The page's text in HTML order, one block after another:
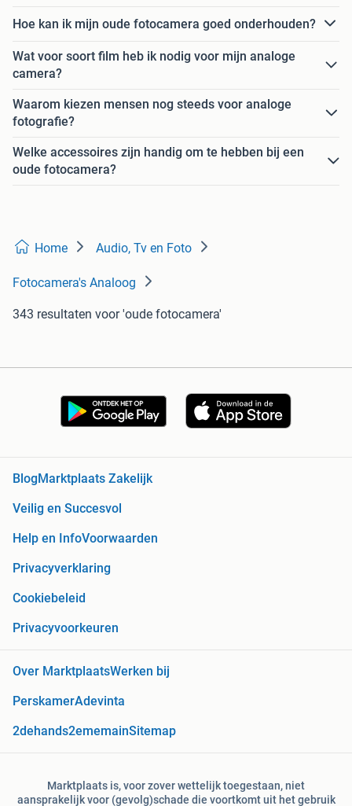
Hoe kan ik mijn oude fotocamera goed onderhouden?
Wat voor soort film heb ik nodig voor mijn analoge
camera?
Waarom kiezen mensen nog steeds voor analoge
fotografie?
Welke accessoires zijn handig om te hebben bij een
oude fotocamera?
Home Audio, Tv en Foto
Fotocamera's Analoog
343 resultaten voor 'oude fotocamera'
Blog Marktplaats Zakelijk
Veilig en Succesvol
Help en InfoVoorwaarden
Privacyverklaring
Cookiebeleid
Privacyvoorkeuren
Over MarktplaatsWerken bij
PerskamerAdevinta
2dehands2ememainSitemap
Marktplaats is, voor zover wettelijk toegestaan, niet
aansprakelijk voor (gevolg)schade die voortkomt uit het gebruik